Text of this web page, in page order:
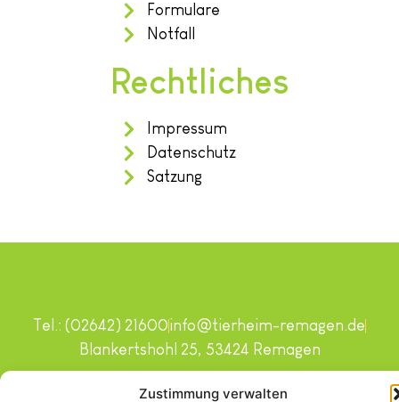
Zustimmung verwalten
Formulare
Notfall
Rechtliches
Impressum
Datenschutz
Satzung
Copyright © 2024. Alle Rechte vorbehalten.
Tel.: (02642) 21600info@tierheim-remagen.de
Blankertshohl 25, 53424 Remagen